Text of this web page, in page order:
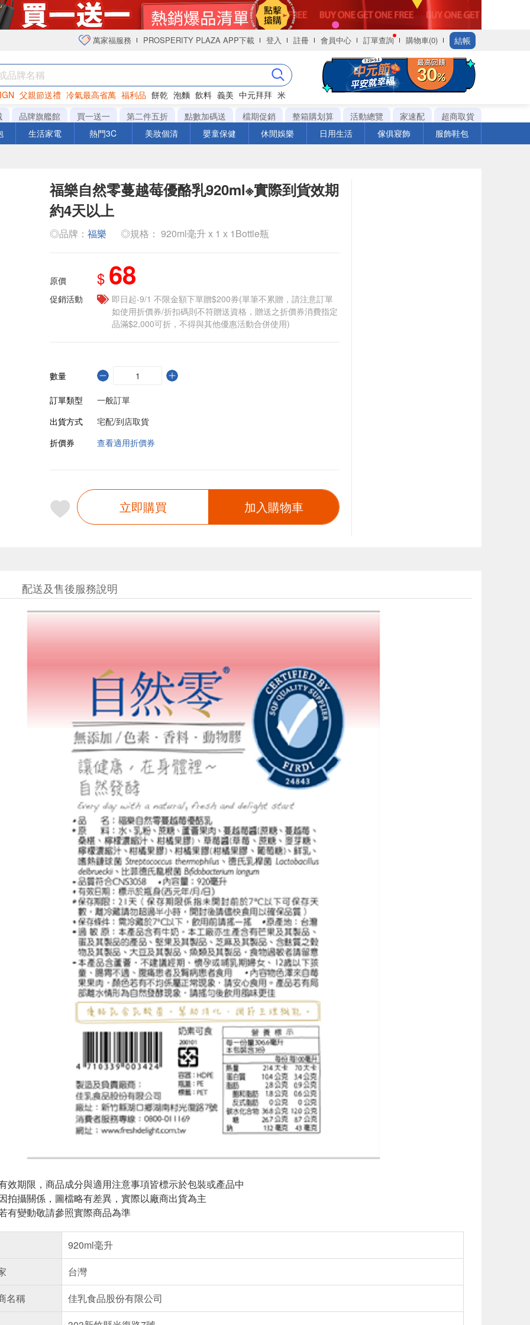
萬家福服務 PROSPERITY PLAZA APP下載 登入 註冊 會員中心 訂單查詢 購物車(0) 結帳
父親節送禮 冷氣最高省萬 福利品 餅乾 泡麵 飲料 義美 中元拜拜 米
衛生紙
品牌旗艦館 買一送一 第二件五折 點數加碼送 檔期促銷 整箱購划算 活動總覽 家速配
超商取貨
生活家電 熱門3C 美妝個清 嬰童保健 休閒娛樂 日用生活 傢俱寢飾 服飾鞋包
福樂自然零蔓越莓優酪乳920ml※實際到貨效期
約4天以上
◎品牌： 福樂 ◎規格： 920ml毫升 x 1 x 1Bottle瓶
原價 $ 68
促銷活動
即日起-9/1 不限金額下單贈$200券(單筆不累贈，請注意訂單
如使用折價券/折扣碼則不符贈送資格，贈送之折價券消費指定
品滿$2,000可折，不得與其他優惠活動合併使用)
數量
訂單類型
一般訂單
出貨方式
宅配/到店取貨
折價券
查看適用折價券
立即購買 加入購物車
配送及售後服務說明
效期限，商品成分與適用注意事項皆標示於包裝或產品中
拍攝關係，圖檔略有差異，實際以廠商出貨為主
有變動敬請參照實際商品為準
920ml毫升
台灣
名稱
佳乳食品股份有限公司